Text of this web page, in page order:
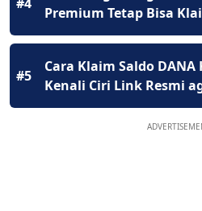
Premium Tetap Bisa
#5
Cara Klaim Saldo DANA
Kenali Ciri Link Resmi